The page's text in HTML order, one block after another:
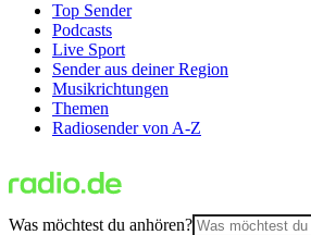
Top Sender
Podcasts
Live Sport
Sender aus deiner Region
Musikrichtungen
Themen
Radiosender von A-Z
Was möchtest du anhören?